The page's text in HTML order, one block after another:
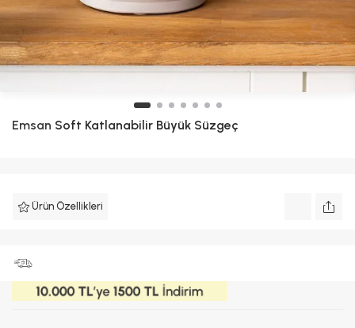
Emsan Soft Katlanabilir Büyük Süzgeç
Ürün Özellikleri